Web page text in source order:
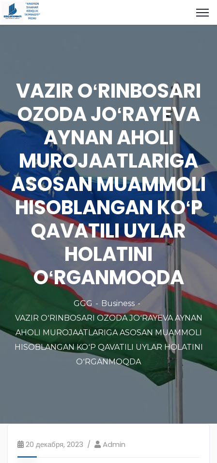
VAZIR OʻRINBOSARI
OZODA JOʻRAYEVA
AYNAN AHOLI
MUROJAATLARIGA
ASOSAN MUAMMOLI
HISOBLANGAN KOʻP
QAVATILI UYLAR
HOLATINI
OʻRGANMOQDA
GGG
Business
VAZIR OʻRINBOSARI OZODA JOʻRAYEVA AYNAN
AHOLI MUROJAATLARIGA ASOSAN MUAMMOLI
HISOBLANGAN KOʻP QAVATILI UYLAR HOLATINI
OʻRGANMOQDA
20 декабря, 2023 Admin